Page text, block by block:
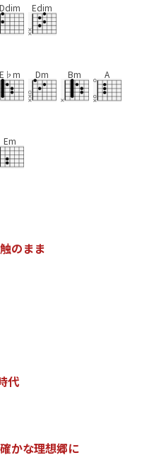
Ddim Edim
E♭m Dm Bm A
Em
触のまま
代
確かな理想郷に